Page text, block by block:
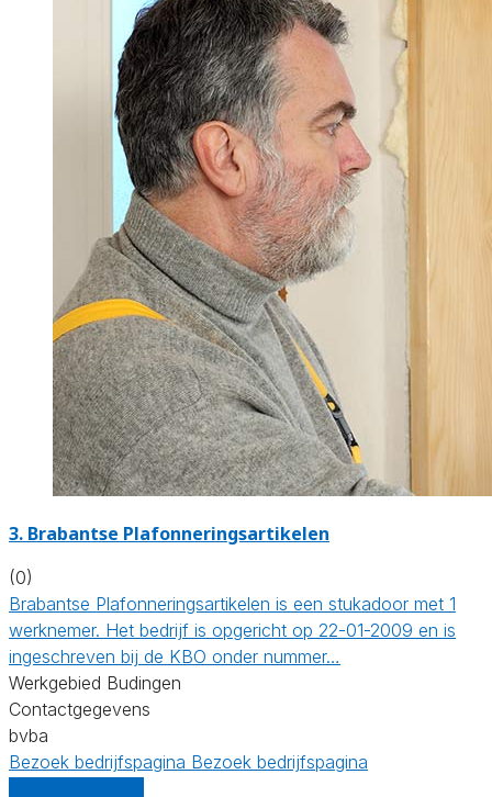
3. Brabantse Plafonneringsartikelen
(0)
Brabantse Plafonneringsartikelen is een stukadoor met 1
werknemer. Het bedrijf is opgericht op 22-01-2009 en is
ingeschreven bij de KBO onder nummer…
Werkgebied Budingen
Contactgegevens
bvba
Bezoek bedrijfspagina Bezoek bedrijfspagina